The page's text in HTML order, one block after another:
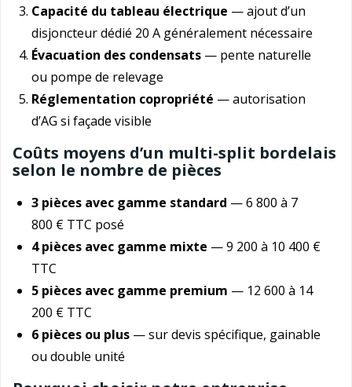
Capacité du tableau électrique — ajout d’un
disjoncteur dédié 20 A généralement nécessaire
Évacuation des condensats — pente naturelle
ou pompe de relevage
Réglementation copropriété — autorisation
d’AG si façade visible
Coûts moyens d’un multi-split bordelais
selon le nombre de pièces
3 pièces avec gamme standard — 6 800 à 7
800 € TTC posé
4 pièces avec gamme mixte — 9 200 à 10 400 €
TTC
5 pièces avec gamme premium — 12 600 à 14
200 € TTC
6 pièces ou plus — sur devis spécifique, gainable
ou double unité